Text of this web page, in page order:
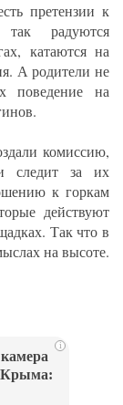
претензии к
радуются
катаются на
А родители не
поведение на
комиссию,
следит за их
к горкам
действуют
Так что в
на высоте.
i
Крыма: